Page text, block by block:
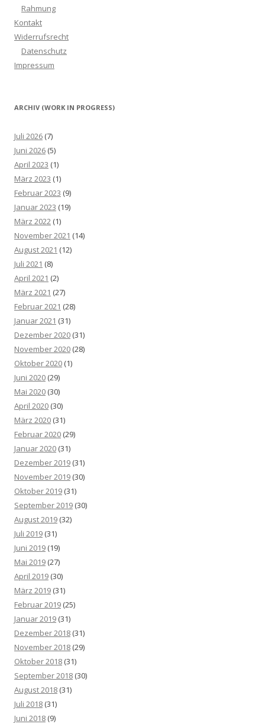
Rahmung
Kontakt
Widerrufsrecht
Datenschutz
Impressum
ARCHIV (WORK IN PROGRESS)
Juli 2026 (7)
Juni 2026 (5)
April 2023 (1)
März 2023 (1)
Februar 2023 (9)
Januar 2023 (19)
März 2022 (1)
November 2021 (14)
August 2021 (12)
Juli 2021 (8)
April 2021 (2)
März 2021 (27)
Februar 2021 (28)
Januar 2021 (31)
Dezember 2020 (31)
November 2020 (28)
Oktober 2020 (1)
Juni 2020 (29)
Mai 2020 (30)
April 2020 (30)
März 2020 (31)
Februar 2020 (29)
Januar 2020 (31)
Dezember 2019 (31)
November 2019 (30)
Oktober 2019 (31)
September 2019 (30)
August 2019 (32)
Juli 2019 (31)
Juni 2019 (19)
Mai 2019 (27)
April 2019 (30)
März 2019 (31)
Februar 2019 (25)
Januar 2019 (31)
Dezember 2018 (31)
November 2018 (29)
Oktober 2018 (31)
September 2018 (30)
August 2018 (31)
Juli 2018 (31)
Juni 2018 (9)